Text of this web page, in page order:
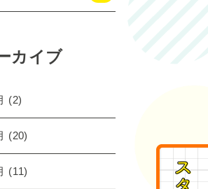
カイブ
(2)
(20)
(11)